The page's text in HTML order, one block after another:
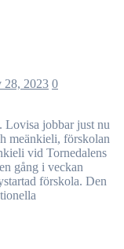
28, 2023 0
meänkieli, förskolan
vid Tornedalens
gång i veckan
förskola. Den